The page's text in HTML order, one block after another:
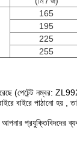
165
195
225
255
(পেটেন্ট নম্বর:
বাইরে পাঠানো হয় ,
আপনার প্রযুক্তিবিদদের